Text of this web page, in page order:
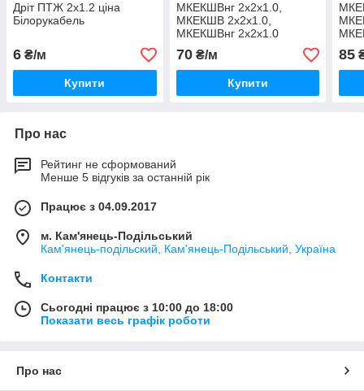
Дріт ПТЖ 2х1.2 ціна
Білорукабель
6 ₴/м
Купити
МКЕКШВнг 2х2х1.0,
МКЕКШВ 2х2х1.0,
МКЕКШВнг 2х2х1.0
МКЕФКШВ кабель
екранований у броні з
оцинкованого дроту
70₴/м
Купити
85
Про нас
Рейтинг не сформований
Менше 5 відгуків за останній рік
Працює з 04.09.2017
м. Кам'янець-Подільський
Кам'янець-подільский, Кам'янець-Подільський, Україна
Контакти
Сьогодні працює з 10:00 до 18:00
Показати весь графік роботи
Про нас